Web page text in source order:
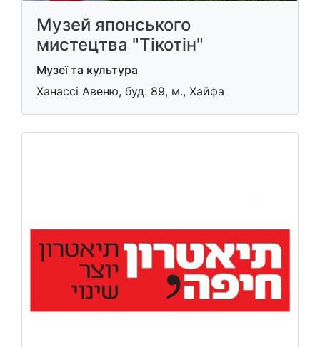
Музей японського
мистецтва "Тікотін"
Музеї та культура
Ханассі Авеню, буд. 89, м., Хайфа